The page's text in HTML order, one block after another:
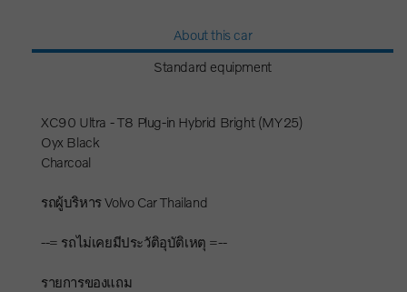
About this car
Standard equipment
XC90 Ultra - T8 Plug-in Hybrid Bright (MY25)
Oyx Black
Charcoal
รถผู้บริหาร Volvo Car Thailand
--= รถไม่เคยมีประวัติอุบัติเหตุ =--
รายการของแถม